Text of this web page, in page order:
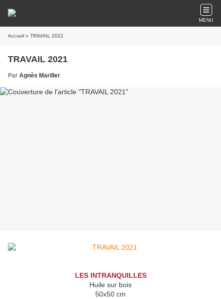
MENU
Accueil » TRAVAIL 2021
TRAVAIL 2021
Par Agnès Mariller
LES INTRANQUILLES
Huile sur bois
50x50 cm